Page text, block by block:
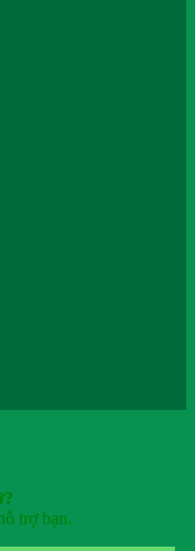
trợ bạn.